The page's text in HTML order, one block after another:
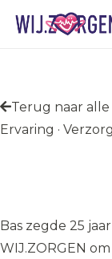
Terug naar
Ervaring ·
Bas zegde 25
WIJ.ZORGEN